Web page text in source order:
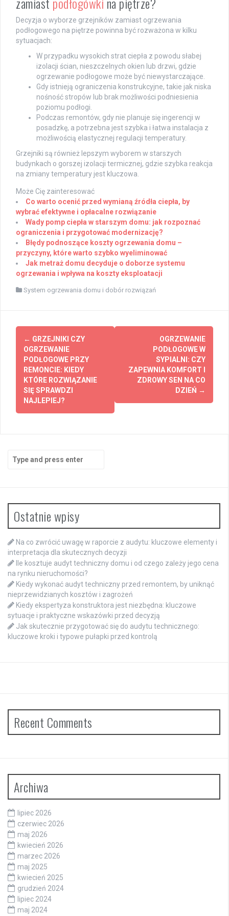
Decyzja o wyborze grzejników zamiast ogrzewania
podłogowego na piętrze powinna być rozważona w kilku
sytuacjach:
W przypadku wysokich strat ciepła z powodu słabej
izolacji ścian, nieszczelnych okien lub drzwi, gdzie
ogrzewanie podłogowe może być niewystarczające.
Gdy istnieją ograniczenia konstrukcyjne, takie jak niska
nośność stropów lub brak możliwości podniesienia
poziomu podłogi.
Podczas remontów, gdy nie planuje się ingerencji w
posadzkę, a potrzebna jest szybka i łatwa instalacja z
możliwością elastycznej regulacji temperatury.
Grzejniki są również lepszym wyborem w starszych
budynkach o gorszej izolacji termicznej, gdzie szybka reakcja
na zmiany temperatury jest kluczowa.
Może Cię zainteresować
Co warto ocenić przed wymianą źródła ciepła, by
wybrać efektywne i opłacalne rozwiązanie
Wady pomp ciepła w starszym domu: jak rozpoznać
ograniczenia i przygotować modernizację?
Błędy podnoszące koszty ogrzewania domu –
przyczyny, które warto szybko wyeliminować
Jak metraż domu decyduje o doborze systemu
ogrzewania i wpływa na koszty eksploatacji
System ogrzewania domu i dobór rozwiązań
Post
navigation
← GRZEJNIKI CZY
OGRZEWANIE
PODŁOGOWE PRZY
REMONCIE: KIEDY
KTÓRE ROZWIĄZANIE
SIĘ SPRAWDZI
NAJLEPIEJ?
OGRZEWANIE
PODŁOGOWE W
SYPIALNI: CZY
ZAPEWNIA KOMFORT I
ZDROWY SEN NA CO
DZIEŃ →
Search
for:
Ostatnie wpisy
Na co zwrócić uwagę w raporcie z audytu: kluczowe elementy i
interpretacja dla skutecznych decyzji
Ile kosztuje audyt techniczny domu i od czego zależy jego cena
na rynku nieruchomości?
Kiedy wykonać audyt techniczny przed remontem, by uniknąć
nieprzewidzianych kosztów i zagrożeń
Kiedy ekspertyza konstruktora jest niezbędna: kluczowe
sytuacje i praktyczne wskazówki przed decyzją
Jak skutecznie przygotować się do audytu technicznego:
kluczowe kroki i typowe pułapki przed kontrolą
Recent Comments
Archiwa
lipiec 2026
czerwiec 2026
maj 2026
kwiecień 2026
marzec 2026
maj 2025
kwiecień 2025
grudzień 2024
lipiec 2024
maj 2024